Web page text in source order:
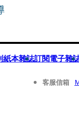
紙本雜誌訂閱電子雜
客服信箱